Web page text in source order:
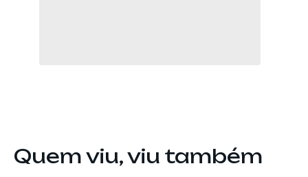
Quem viu, viu também